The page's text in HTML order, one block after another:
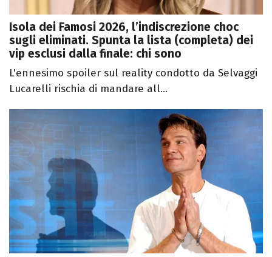
Isola dei Famosi 2026, l’indiscrezione choc
sugli eliminati. Spunta la lista (completa) dei
vip esclusi dalla finale: chi sono
L'ennesimo spoiler sul reality condotto da Selvaggi
Lucarelli rischia di mandare all...